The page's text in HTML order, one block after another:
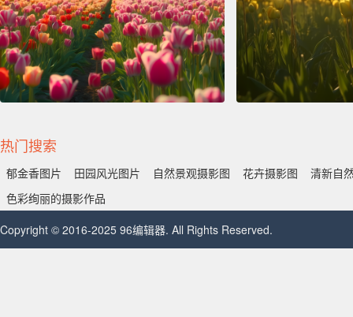
热门搜索
郁金香图片 田园风光图片 自然景观摄影图 花卉摄影图
清新自
色彩绚丽的摄影作品
Copyright © 2016-2025 96编辑器. All Rights Reserved.